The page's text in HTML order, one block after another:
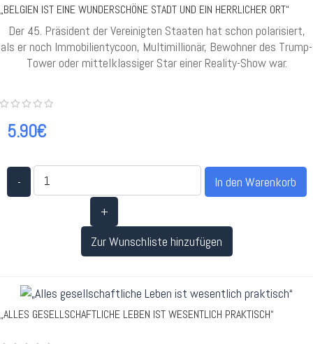
„BELGIEN IST EINE WUNDERSCHÖNE STADT UND EIN HERRLICHER ORT“
Der 45. Präsident der Vereinigten Staaten hat schon polarisiert,
als er noch Immobilientycoon, Multimillionär, Bewohner des Trump-
Tower oder mittelklassiger Star einer Reality-Show war.
5.90€
-
+
Zur Wunschliste hinzufügen
„ALLES GESELLSCHAFTLICHE LEBEN IST WESENTLICH PRAKTISCH“